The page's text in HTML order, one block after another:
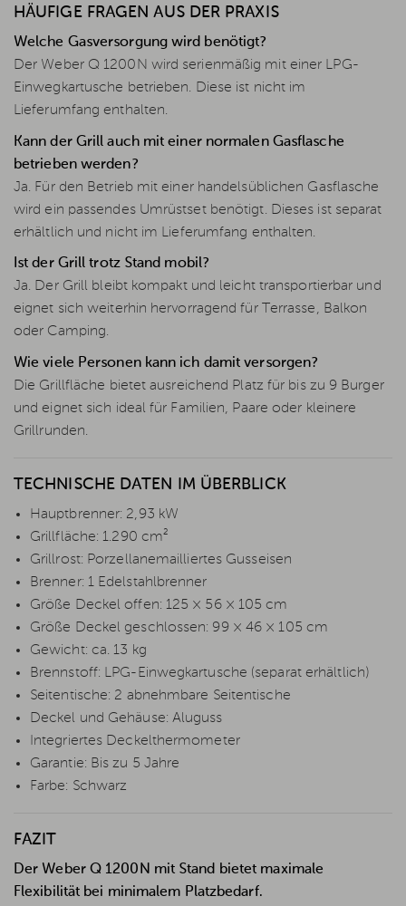
HÄUFIGE FRAGEN AUS DER PRAXIS
Welche Gasversorgung wird benötigt?
Der Weber Q 1200N wird serienmäßig mit einer LPG-
Einwegkartusche betrieben. Diese ist nicht im
Lieferumfang enthalten.
Kann der Grill auch mit einer normalen Gasflasche
betrieben werden?
Ja. Für den Betrieb mit einer handelsüblichen Gasflasche
wird ein passendes Umrüstset benötigt. Dieses ist separat
erhältlich und nicht im Lieferumfang enthalten.
Ist der Grill trotz Stand mobil?
Ja. Der Grill bleibt kompakt und leicht transportierbar und
eignet sich weiterhin hervorragend für Terrasse, Balkon
oder Camping.
Wie viele Personen kann ich damit versorgen?
Die Grillfläche bietet ausreichend Platz für bis zu 9 Burger
und eignet sich ideal für Familien, Paare oder kleinere
Grillrunden.
TECHNISCHE DATEN IM ÜBERBLICK
Hauptbrenner: 2,93 kW
Grillfläche: 1.290 cm²
Grillrost: Porzellanemailliertes Gusseisen
Brenner: 1 Edelstahlbrenner
Größe Deckel offen: 125 × 56 × 105 cm
Größe Deckel geschlossen: 99 × 46 × 105 cm
Gewicht: ca. 13 kg
Brennstoff: LPG-Einwegkartusche (separat erhältlich)
Seitentische: 2 abnehmbare Seitentische
Deckel und Gehäuse: Aluguss
Integriertes Deckelthermometer
Garantie: Bis zu 5 Jahre
Farbe: Schwarz
FAZIT
Der Weber Q 1200N mit Stand bietet maximale
Flexibilität bei minimalem Platzbedarf.